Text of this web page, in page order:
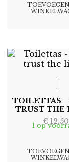
TOILETTAS
TRUST THE
€ 12,50
1 op